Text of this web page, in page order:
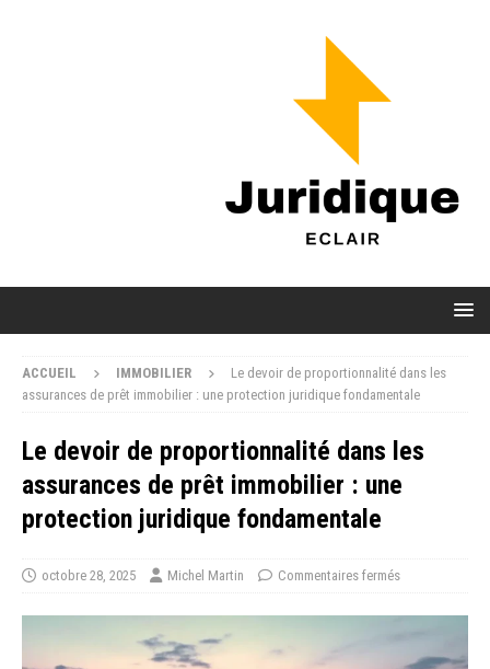
ACCUEIL IMMOBILIER
Le devoir de proportionnalité dans les
assurances de prêt immobilier : une protection juridique fondamentale
Le devoir de proportionnalité dans les
assurances de prêt immobilier : une
protection juridique fondamentale
octobre 28, 2025 Michel Martin Commentaires fermés